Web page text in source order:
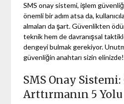
SMS onay sistemi, işlem
önemli bir adım atsa da,
almaları da şart. Güvenlikten
teknik hem de davranışsal
dengeyi bulmak gerekiyor.
güvenliğin anahtarı sizin elinizde!
SMS Onay
Arttırmanın 5 Yolu